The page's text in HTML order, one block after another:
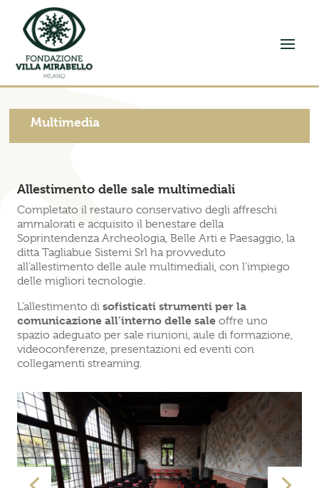
Multimedia
Allestimento delle sale multimediali
Completato il restauro conservativo degli affreschi
ammalorati e acquisito il benestare della
Soprintendenza Archeologia, Belle Arti e Paesaggio, la
ditta Tagliabue Sistemi Srl ha provveduto
all’allestimento delle aule multimediali, con l’impiego
delle migliori tecnologie.
L’allestimento di sofisticati strumenti per la
comunicazione all’interno delle saleoffre uno
spazio adeguato per sale riunioni, aule di formazione,
videoconferenze, presentazioni ed eventi con
collegamenti streaming.